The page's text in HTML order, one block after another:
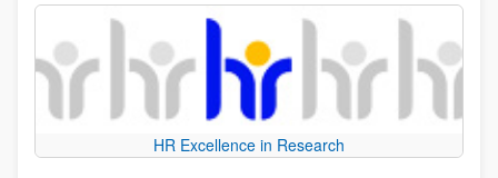
HR Excellence in Research